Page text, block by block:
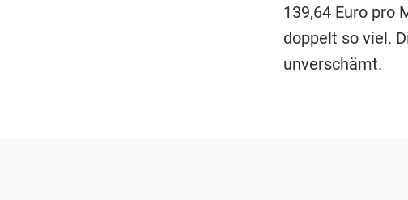
139,64 Euro pro
doppelt so viel.
unverschämt.